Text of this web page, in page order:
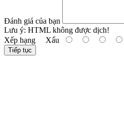
Đánh giá của bạn
Lưu ý: HTML không được dịch!
Xếp hạng Xấu
Tiếp tục